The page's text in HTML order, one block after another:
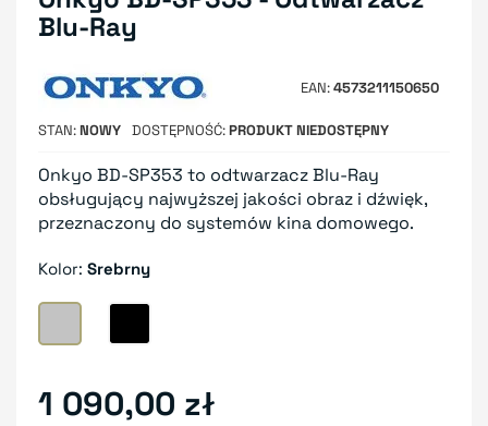
Blu-Ray
EAN 4573211150650
STAN NOWY DOSTĘPNOŚĆ PRODUKT NIEDOSTĘPNY
Onkyo BD-SP353 to odtwarzacz Blu-Ray
obsługujący najwyższej jakości obraz i dźwięk,
przeznaczony do systemów kina domowego.
Kolor: Srebrny
Srebrny Czarny
1 090,00 zł